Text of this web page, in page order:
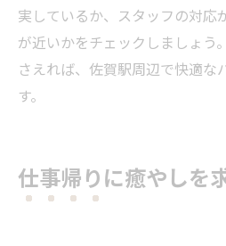
実しているか、スタッフの対応
が近いかをチェックしましょう
さえれば、佐賀駅周辺で快適な
す。
仕事帰りに癒やしを